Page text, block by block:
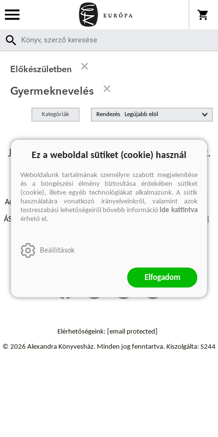
Előkészületben
Gyermeknevelés
Kategóriák Rendezés
Jelenleg nincs előkészületben termékünk.
Adatvédelmi szabályzatok Elállási felmondási nyilatkozat
ÁSZF - Vásárlási feltételek
Szállítási információk
Elérhetőségeink: [email protected]
© 2026 Alexandra Könyvesház. Minden jog fenntartva. Kiszolgálta: S244
Ez a weboldal sütiket (cookie) használ
Weboldalunk tartalmának személyre szabott megjelenítése
és a böngészési élmény biztosítása érdekében sütiket
(cookie), illetve egyéb technológiákat alkalmazunk. A sütik
használatára vonatkozó irányelveinkről, valamint azok
testreszabási lehetőségeiről bővebb információide kattintva
érhető el.
Beállítások
Elfogadom